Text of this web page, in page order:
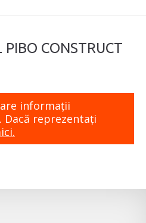
CONSTRUCT
informaţii
Dacă reprezentaţi